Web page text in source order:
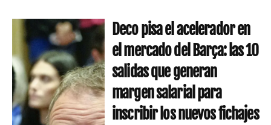
Deco pisa el acelerador en
el mercado del Barça: las 10
salidas que generan
margen salarial para
inscribir los nuevos fichajes